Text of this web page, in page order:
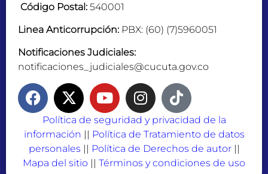
Código Postal: 540001
Linea Anticorrupción: PBX: (60) (7)5960051
Notificaciones Judiciales:
notificaciones_judiciales@cucuta.gov.co
Política de seguridad y privacidad de la
información || Política de Tratamiento de datos
personales || Política de Derechos de autor||
Mapa del sitio || Términos y condiciones de uso